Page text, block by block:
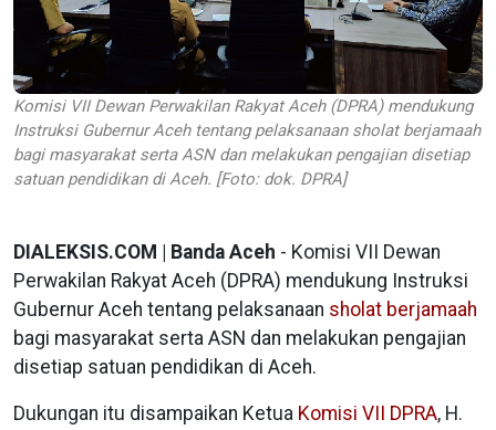
Komisi VII Dewan Perwakilan Rakyat Aceh (DPRA) mendukung
Instruksi Gubernur Aceh tentang pelaksanaan sholat berjamaah
bagi masyarakat serta ASN dan melakukan pengajian disetiap
satuan pendidikan di Aceh. [Foto: dok. DPRA]
DIALEKSIS.COM | Banda Aceh - Komisi VII Dewan
Perwakilan Rakyat Aceh (DPRA) mendukung Instruksi
Gubernur Aceh tentang pelaksanaan sholat berjamaah
bagi masyarakat serta ASN dan melakukan pengajian
disetiap satuan pendidikan di Aceh.
Dukungan itu disampaikan Ketua Komisi VII DPRA, H.